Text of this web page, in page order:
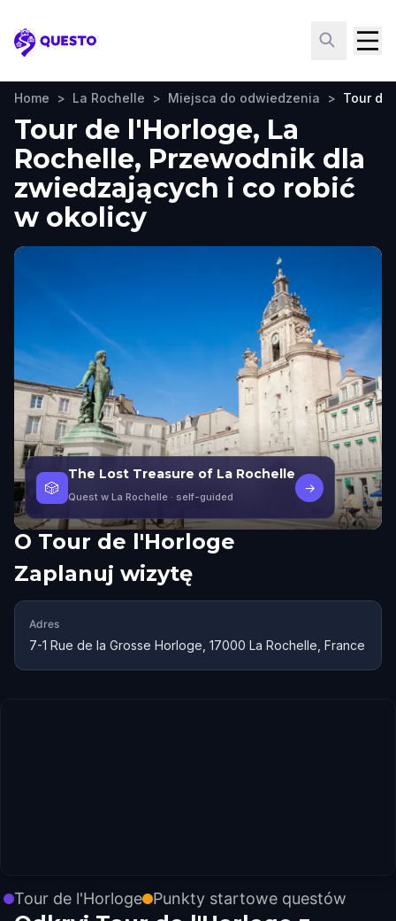
Questo
Home > La Rochelle > Miejsca do odwiedzenia > Tour de
Tour de l'Horloge, La
Rochelle, Przewodnik dla
zwiedzających i co robić
w okolicy
🎲
The Lost Treasure of La Rochelle
Quest w La Rochelle · self-guided
→
O Tour de l'Horloge
Zaplanuj wizytę
Adres
7-1 Rue de la Grosse Horloge, 17000 La Rochelle, France
Tour de l'Horloge Punkty startowe questów